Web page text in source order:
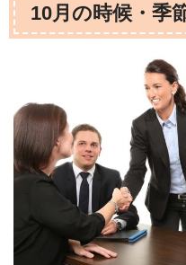
10月の時候・季